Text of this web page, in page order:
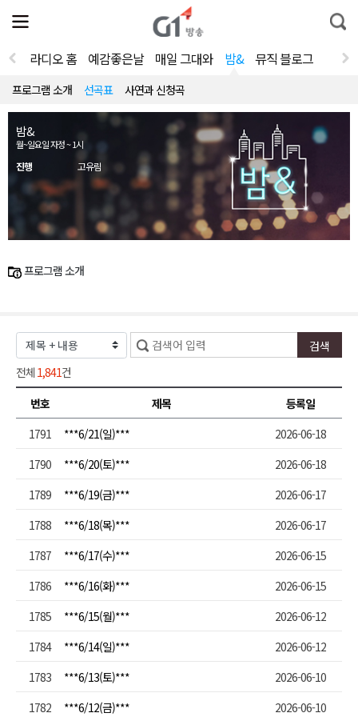
전
체
뉴
열
통
합
라디오 홈 예감좋은날 매일 그대와 밤& 뮤직 블로그
프로그램 소개 선곡표 사연과 신청곡
밤&
월~일요일 자정 ~ 1시
진행 고유림
프로그램 소개
전체 1,841건
번호
제목
등록일
1791
***6/21(일)***
2026-06-18
1790
***6/20(토)***
2026-06-18
1789
***6/19(금)***
2026-06-17
1788
***6/18(목)***
2026-06-17
1787
***6/17(수)***
2026-06-15
1786
***6/16(화)***
2026-06-15
1785
***6/15(월)***
2026-06-12
1784
***6/14(일)***
2026-06-12
1783
***6/13(토)***
2026-06-10
1782
***6/12(금)*** 2026-06-10